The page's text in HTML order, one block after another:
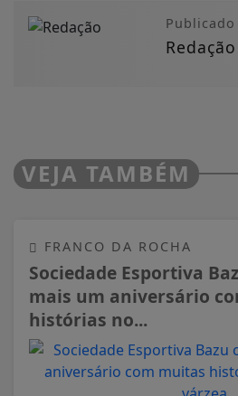
Redação
VEJA TAMBÉM
FRANCO DA ROCHA
Sociedade Esportiva
mais um aniversário
histórias no...